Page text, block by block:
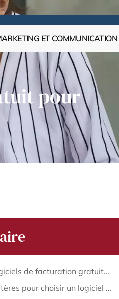
ET COMMUNICATION
pour
Quels logiciels de facturation gratuits pour autoentrepreneur ?
Quels critères pour choisir un logiciel de facturation gratuit pour autoentrepreneur ?